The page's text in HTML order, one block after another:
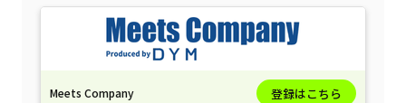
Meets Company 登録はこちら